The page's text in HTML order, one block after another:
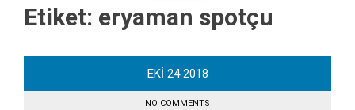
Etiket: eryaman spotçu
EKI 24 2018
NO COMMENTS